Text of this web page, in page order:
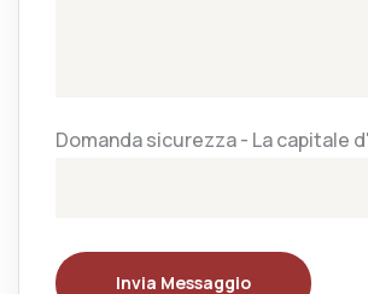
Domanda sicurezza - La capitale
Invia Messaggio